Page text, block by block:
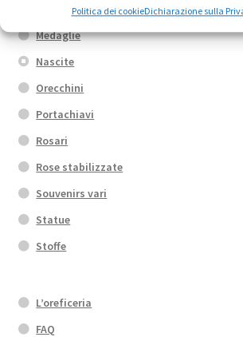
Politica dei cookieDichiarazione sulla
Fedi di Santa Rita
Medaglie
Nascite
Orecchini
Portachiavi
Rosari
Rose stabilizzate
Souvenirs vari
Statue
Stoffe
L’oreficeria
FAQ